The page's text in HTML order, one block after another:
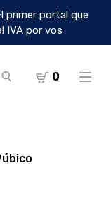
primer portal que
IVA por vos
0